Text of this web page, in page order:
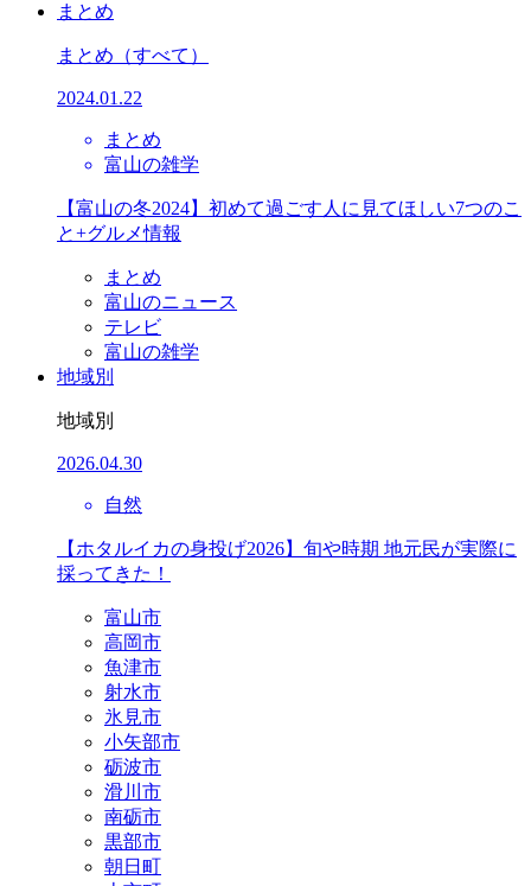
まとめ
まとめ （すべて）
2024.01.22
まとめ
富山の雑学
【富山の冬2024】初めて過ごす人に見てほしい7つのこ
と+グルメ情報
まとめ
富山のニュース
テレビ
富山の雑学
地域別
地域別
2026.04.30
自然
【ホタルイカの身投げ2026】旬や時期 地元民が実際に
採ってきた！
富山市
高岡市
魚津市
射水市
氷見市
小矢部市
砺波市
滑川市
南砺市
黒部市
朝日町